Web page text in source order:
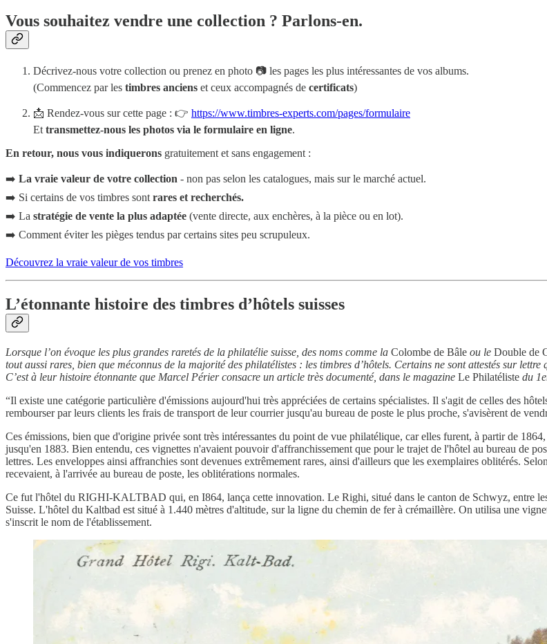
Vous souhaitez vendre une collection ? Parlons-en.
Décrivez-nous votre collection ou prenez en photo 📷 les pages les plus intéressantes de vos albums.
(Commencez par les timbres anciens et ceux accompagnés de certificats)
📩 Rendez-vous sur cette page : 👉 https://www.timbres-experts.com/pages/formulaire
Et transmettez-nous les photos via le formulaire en ligne.
En retour, nous vous indiquerons gratuitement et sans engagement :
➡️ La vraie valeur de votre collection - non pas selon les catalogues, mais sur le marché actuel.
➡️ Si certains de vos timbres sont rares et recherchés.
➡️ La stratégie de vente la plus adaptée (vente directe, aux enchères, à la pièce ou en lot).
➡️ Comment éviter les pièges tendus par certains sites peu scrupuleux.
Découvrez la vraie valeur de vos timbres
L’étonnante histoire des timbres d’hôtels suisses
Lorsque l’on évoque les plus grandes raretés de la philatélie suisse, des noms comme la Colombe de Bâle ou le Double de
tout aussi rares, bien que méconnus de la majorité des philatélistes : les timbres d’hôtels. Certains ne sont attestés sur
C’est à leur histoire étonnante que Marcel Périer consacre un article très documenté, dans le magazine Le Philatéliste du
“Il existe une catégorie particulière d'émissions aujourd'hui très appréciées de certains spécialistes. Il s'agit de celles des
rembourser par leurs clients les frais de transport de leur courrier jusqu'au bureau de poste le plus proche, s'avisèrent de
Ces émissions, bien que d'origine privée sont très intéressantes du point de vue philatélique, car elles furent, à partir de
jusqu'en 1883. Bien entendu, ces vignettes n'avaient pouvoir d'affranchissement que pour le trajet de l'hôtel au bureau de
lettres. Les enveloppes ainsi affranchies sont devenues extrêmement rares, ainsi d'ailleurs que les exemplaires oblitérés.
recevaient, à l'arrivée au bureau de poste, les oblitérations normales.
Ce fut l'hôtel du RIGHI-KALTBAD qui, en I864, lança cette innovation. Le Righi, situé dans le canton de Schwyz, entre
Suisse. L'hôtel du Kaltbad est situé à 1.440 mètres d'altitude, sur la ligne du chemin de fer à crémaillère. On utilisa une
s'inscrit le nom de l'établissement.